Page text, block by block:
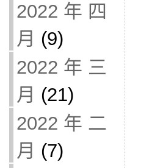
2022 年 四
月 (9)
2022 年 三
月 (21)
2022 年 二
月 (7)